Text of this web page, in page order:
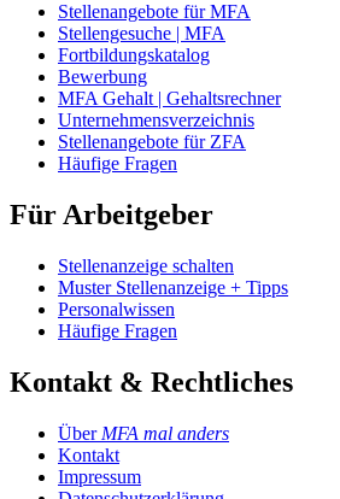
Stellenangebote für MFA
Stellengesuche | MFA
Fortbildungskatalog
Bewerbung
MFA Gehalt | Gehaltsrechner
Unternehmensverzeichnis
Stellenangebote für ZFA
Häufige Fragen
Für Arbeitgeber
Stellenanzeige schalten
Muster Stellenanzeige + Tipps
Personalwissen
Häufige Fragen
Kontakt & Rechtliches
Über MFA mal anders
Kontakt
Impressum